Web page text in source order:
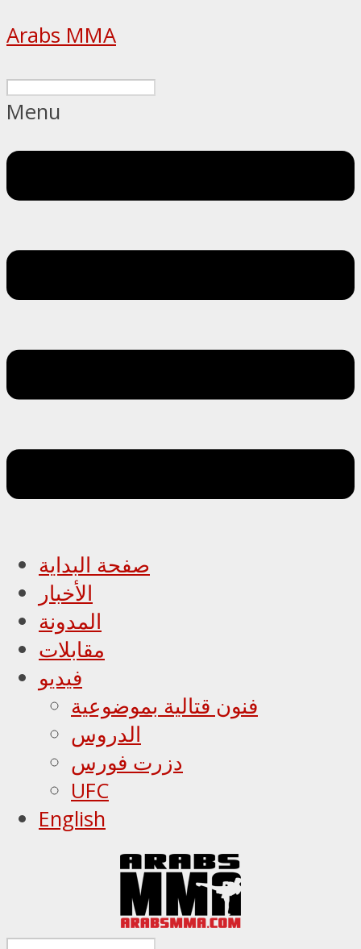
Arabs MMA
Menu
صفحة البداية
الأخبار
المدونة
مقابلات
فيديو
فنون قتالية بموضوعية
الدروس
دزرت فورس
UFC
English